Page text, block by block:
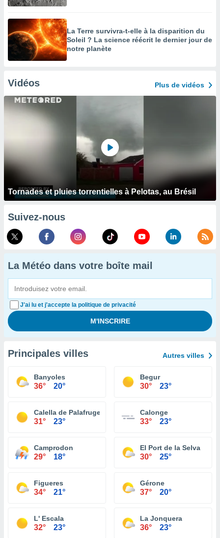
La Terre survivra-t-elle à la disparition du
Soleil ? La science réécrit le dernier jour de
notre planète
Vidéos Plus de vidéos
Tornades et pluies torrentielles à Pelotas, au Brésil
Suivez-nous
La Météo dans votre boîte mail
J'ai lu et j'accepte la politique de privacité
Principales villes Autres villes
Banyoles
36° 20°
Begur
30° 23°
Calella de Palafrugell
31° 23°
Calonge
33° 23°
Camprodon
29° 18°
El Port de la Selva
30° 25°
Figueres
34° 21°
Gérone
37° 20°
L' Escala
32° 23°
La Jonquera
36° 23°